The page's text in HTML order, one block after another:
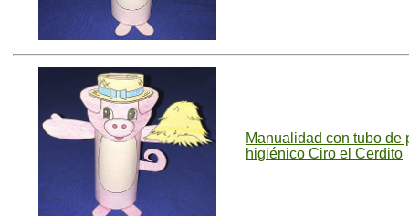
Manualidad con tubo de
higiénico Ciro el Cerdito